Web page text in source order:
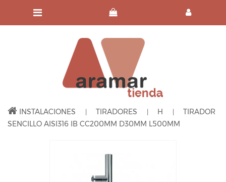
INSTALACIONES TIRADORES H
TIRADOR
SENCILLO AISI316 IB CC200MM D30MM L500MM